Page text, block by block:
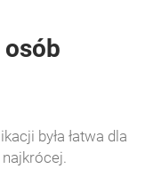
osób
była łatwa dla